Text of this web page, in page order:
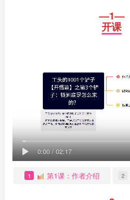
—1—
开课
0:00/02:17
1 第1课：作者介绍 2